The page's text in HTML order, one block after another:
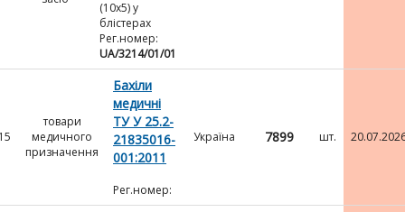
(10х5) у
блістерах
Рег.номер:
UA/3214/01/01
товари
медичного
призначення
Бахіли
медичні
ТУ У 25.2-
21835016-
001:2011
Рег.номер:
Україна 7899 шт.